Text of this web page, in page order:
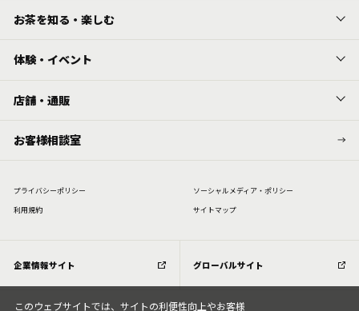
お茶を知る・楽しむ
体験・イベント
店舗・通販
お客様相談室
プライバシーポリシー
ソーシャルメディア・ポリシー
利⽤規約
サイトマップ
企業情報サイト グローバルサイト
このウェブサイトでは、サイトの利便性向上やお客様